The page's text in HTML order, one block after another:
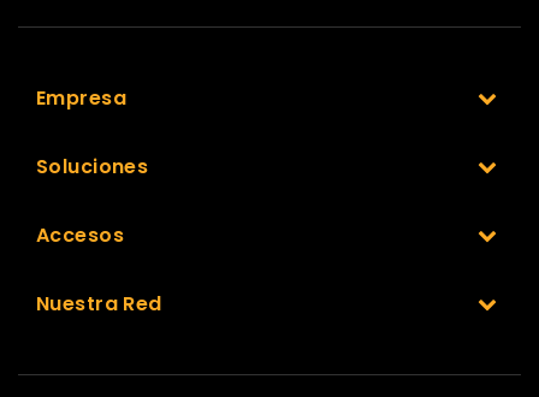
Empresa
Soluciones
Accesos
Nuestra Red